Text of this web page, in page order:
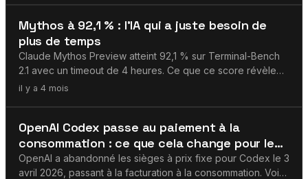
Agents IA
Mythos à 92,1 % : l'IA qui a juste besoin de
plus de temps
Claude Mythos Preview atteint 92,1 % sur Terminal-Bench
2.1 avec un timeout de 4 heures. Ce que ce score révèle
sur l'évaluation de l'IA et ses implications pour les équipes
il y a 4 mois
OpenAI
OpenAI Codex passe au paiement à la
consommation : ce que cela change pour les
équipes dev
OpenAI a abandonné les sièges à prix fixe pour Codex le 3
avril 2026, passant à la facturation à la consommation. Voici